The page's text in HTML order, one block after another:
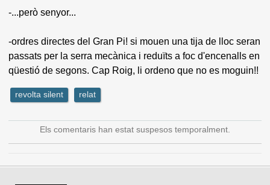
-...però senyor...
-ordres directes del Gran Pi! si mouen una tija de lloc seran
passats per la serra mecànica i reduïts a foc d'encenalls en
qüestió de segons. Cap Roig, li ordeno que no es moguin!!
revolta silent relat
Els comentaris han estat suspesos temporalment.